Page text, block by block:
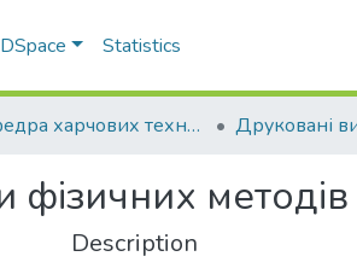
Statistics
Кафедра харчових технологій
фізичних
Description